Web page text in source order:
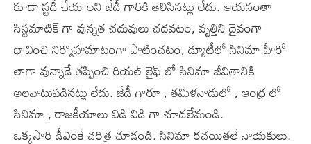
కూడా స్టడీ చేయాలని జేడీ గారికి తెలిసినట్లు లేదు. ఆయనంతా
సిస్టమాటిక్ గా వున్నత చదువులు చదవటం, వృత్తిని దైవంగా
భావించి నిర్మొహమాటంగా పాటించటం, డ్యూటీలో సినిమా హీరో
లాగా వున్నాడే తప్పించి రియల్ లైఫ్ లో సినిమా జీవితానికి
అలవాటుపడినట్లు లేదు. జేడీ గారూ , తమిళనాడులో , ఆంధ్ర లో
సినిమా , రాజకీయాలు విడి విడి గా చూడలేమండి.
ఒక్కసారి డీఎంకే చరిత్ర చూడండి. సినిమా రచయితలే నాయకులు.